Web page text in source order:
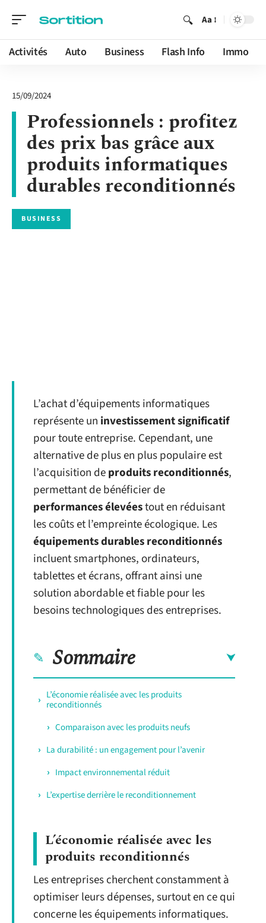
Aa
Activités Auto Business Flash Info Immo
15/09/2024
Professionnels : profitez
des prix bas grâce aux
produits informatiques
durables reconditionnés
BUSINESS
L’achat d’équipements informatiques
représente un investissement significatif
pour toute entreprise. Cependant, une
alternative de plus en plus populaire est
l’acquisition deproduits reconditionnés,
permettant de bénéficier de
performances élevéestout en réduisant
les coûts et l’empreinte écologique. Les
équipements durables reconditionnés
incluent smartphones, ordinateurs,
tablettes et écrans, offrant ainsi une
solution abordable et fiable pour les
besoins technologiques des entreprises.
Sommaire
L’économie réalisée avec les produits
reconditionnés
Comparaison avec les produits neufs
La durabilité : un engagement pour l’avenir
Impact environnemental réduit
L’expertise derrière le reconditionnement
L’économie réalisée avec les
produits reconditionnés
Les entreprises cherchent constamment à
optimiser leurs dépenses, surtout en ce qui
concerne les équipements informatiques.